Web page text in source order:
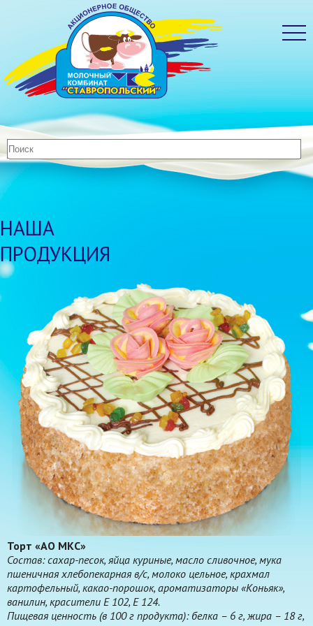
НАША
ПРОДУКЦИЯ
Торт «АО МКС»
Состав: сахар-песок, яйца куриные, масло сливочное, мука
пшеничная хлебопекарная в/с, молоко цельное, крахмал
картофельный, какао-порошок, ароматизаторы «Коньяк»,
ванилин, красители Е 102, Е 124.
Пищевая ценность (в 100 г продукта): белка – 6 г, жира – 18 г,